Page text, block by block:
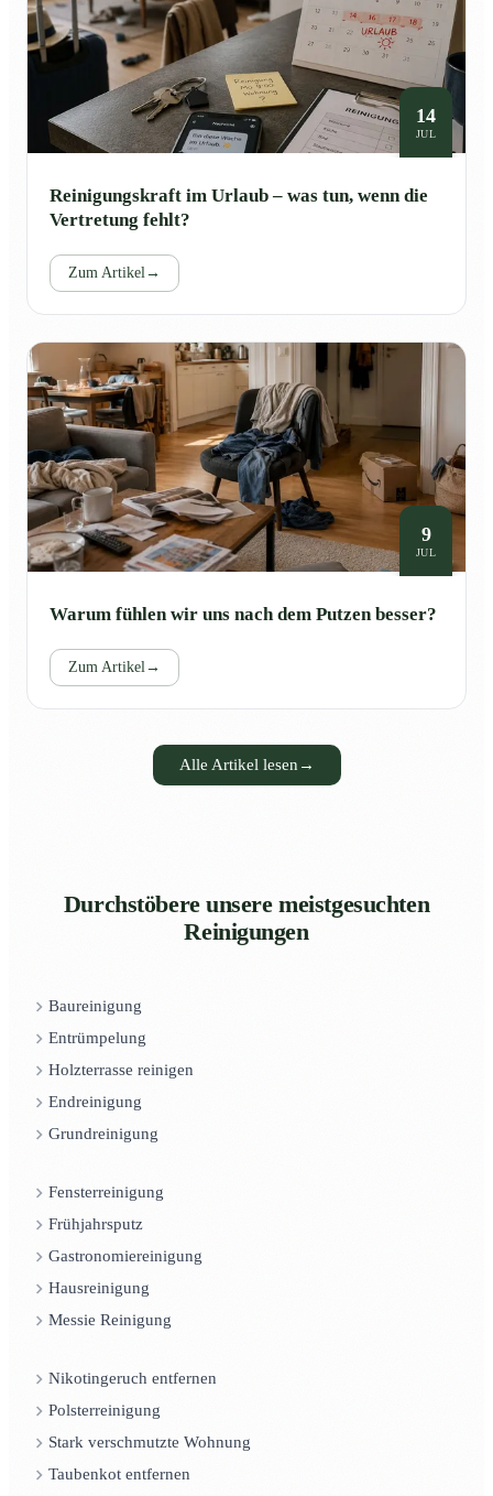
14
JUL
Reinigungskraft im Urlaub – was tun, wenn die
Vertretung fehlt?
Zum Artikel→
9
JUL
Warum fühlen wir uns nach dem Putzen besser?
Zum Artikel→
Alle Artikel lesen →
Durchstöbere unsere meistgesuchten
Reinigungen
Baureinigung
Entrümpelung
Holzterrasse reinigen
Endreinigung
Grundreinigung
Fensterreinigung
Frühjahrsputz
Gastronomiereinigung
Hausreinigung
Messie Reinigung
Nikotingeruch entfernen
Polsterreinigung
Stark verschmutzte Wohnung
Taubenkot entfernen